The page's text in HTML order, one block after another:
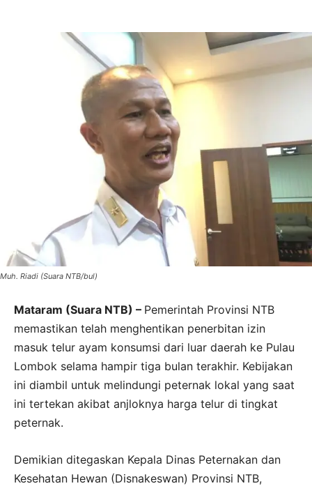
Muh. Riadi (Suara NTB/bul)
Mataram (Suara NTB) – Pemerintah Provinsi NTB
memastikan telah menghentikan penerbitan izin
masuk telur ayam konsumsi dari luar daerah ke Pulau
Lombok selama hampir tiga bulan terakhir. Kebijakan
ini diambil untuk melindungi peternak lokal yang saat
ini tertekan akibat anjloknya harga telur di tingkat
peternak.
Demikian ditegaskan Kepala Dinas Peternakan dan
Kesehatan Hewan (Disnakeswan) Provinsi NTB,